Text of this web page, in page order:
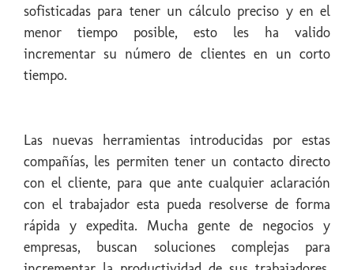
sofisticadas para tener un cálculo preciso y en el
menor tiempo posible, esto les ha valido
incrementar su número de clientes en un corto
tiempo.
Las nuevas herramientas introducidas por estas
compañías, les permiten tener un contacto directo
con el cliente, para que ante cualquier aclaración
con el trabajador esta pueda resolverse de forma
rápida y expedita. Mucha gente de negocios y
empresas, buscan soluciones complejas para